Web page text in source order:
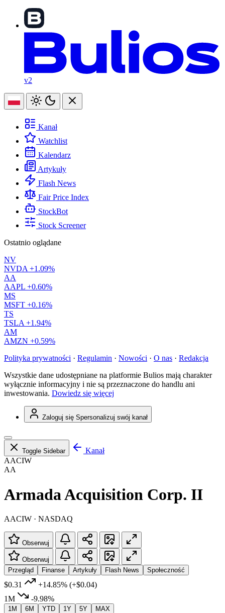
v2
Kanał
Watchlist
Kalendarz
Artykuły
Flash News
Fair Price Index
StockBot
Stock Screener
Ostatnio oglądane
NV
NVDA +1.09%
AA
AAPL +0.60%
MS
MSFT +0.16%
TS
TSLA +1.94%
AM
AMZN +0.59%
Polityka prywatności · Regulamin · Nowości · O nas · Redakcja
Wszystkie dane udostępniane na platformie Bulios mają charakter
wyłącznie informacyjny i nie są przeznaczone do handlu ani
inwestowania. Dowiedz się więcej
Zaloguj się Spersonalizuj swój kanał
Toggle Sidebar
Kanał
AACIW
AA
Armada Acquisition Corp. II
AACIW · NASDAQ
Obserwuj
Obserwuj
Przegląd
Finanse Artykuły Flash News Społeczność
$0.31 +14.85% (+$0.04)
1M
-9.98%
1M 6M YTD 1Y 5Y MAX